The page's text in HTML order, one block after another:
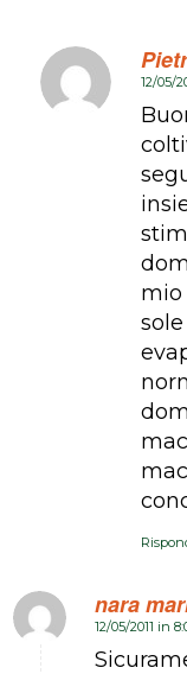
dice:
12/05/
mio
nara
dice:
12/05/2011 in